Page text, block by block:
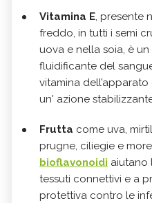
Vitamina E, presente
freddo, in tutti i semi
uova e nella soia, è
fluidificante del
vitamina
un' azione
Frutta come uva,
prugne, ciliegie e
bioflavonoidi aiutano
tessuti connettivi e a
protettiva contro le